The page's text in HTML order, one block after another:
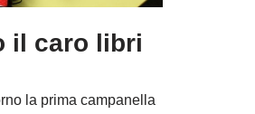
il caro libri
la prima campanella